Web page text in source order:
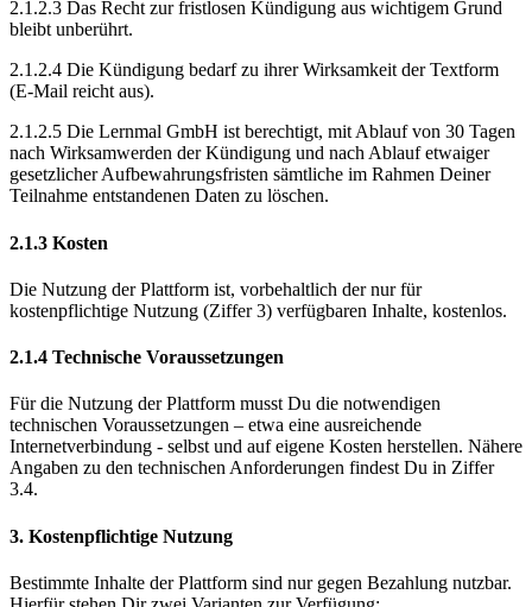
2.1.2.3 Das Recht zur fristlosen Kündigung aus wichtigem Grund
bleibt unberührt.
2.1.2.4 Die Kündigung bedarf zu ihrer Wirksamkeit der Textform
(E-Mail reicht aus).
2.1.2.5 Die Lernmal GmbH ist berechtigt, mit Ablauf von 30 Tagen
nach Wirksamwerden der Kündigung und nach Ablauf etwaiger
gesetzlicher Aufbewahrungsfristen sämtliche im Rahmen Deiner
Teilnahme entstandenen Daten zu löschen.
2.1.3 Kosten
Die Nutzung der Plattform ist, vorbehaltlich der nur für
kostenpflichtige Nutzung (Ziffer 3) verfügbaren Inhalte, kostenlos.
2.1.4 Technische Voraussetzungen
Für die Nutzung der Plattform musst Du die notwendigen
technischen Voraussetzungen – etwa eine ausreichende
Internetverbindung - selbst und auf eigene Kosten herstellen. Nähere
Angaben zu den technischen Anforderungen findest Du in Ziffer
3.4.
3. Kostenpflichtige Nutzung
Bestimmte Inhalte der Plattform sind nur gegen Bezahlung nutzbar.